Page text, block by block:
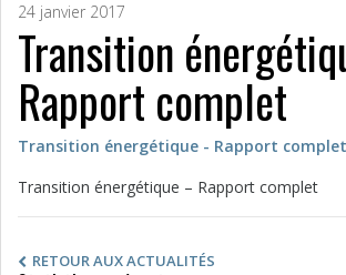
24 janvier 2017
Transition
Rapport complet
Transition énergétique - Rapport complet
Transition énergétique – Rapport complet
RETOUR AUX ACTUALITÉS